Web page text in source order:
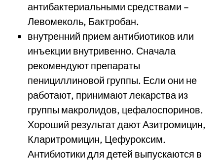
антибактериальными средствами –
Левомеколь, Бактробан.
внутренний прием антибиотиков или
инъекции внутривенно. Сначала
рекомендуют препараты
пенициллиновой группы. Если они не
работают, принимают лекарства из
группы макролидов, цефалоспоринов.
Хороший результат дают Азитромицин,
Кларитромицин, Цефуроксим.
Антибиотики для детей выпускаются в